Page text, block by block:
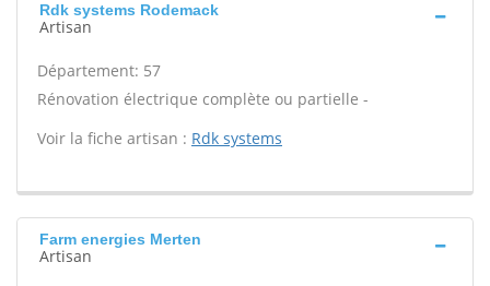
Rdk systems Rodemack
Artisan
Département: 57
Rénovation électrique complète ou partielle -
Voir la fiche artisan : Rdk systems
Farm energies Merten
Artisan